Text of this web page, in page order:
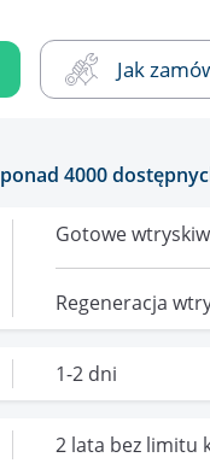
Jak
4000
Gotowe
Regeneracja
1-2 dni
2 lata bez limitu